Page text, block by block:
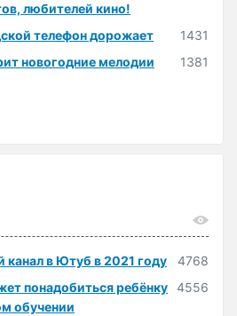
любителей кино!
телефон дорожает
1431
новогодние мелодии
1381
канал в Ютуб в 2021 году
4768
понадобиться ребёнку
обучении
4556